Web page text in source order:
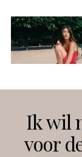
Instagram
Ik wil
voor